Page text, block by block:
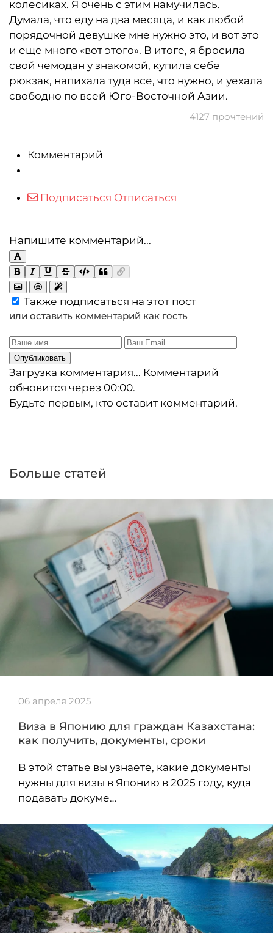
колесиках. Я очень с этим намучилась.
Думала, что еду на два месяца, и как любой
порядочной девушке мне нужно это, и вот это
и еще много «вот этого». В итоге, я бросила
свой чемодан у знакомой, купила себе
рюкзак, напихала туда все, что нужно, и уехала
свободно по всей Юго-Восточной Азии.
4127 прочтений
Комментарий
Подписаться Отписаться
Напишите комментарий...
Также подписаться на этот пост
или оставить комментарий как гость
Опубликовать
Загрузка комментария... Комментарий
обновится через 00:00.
Будьте первым, кто оставит комментарий.
Больше статей
06 апреля 2025
Виза в Японию для граждан Казахстана:
как получить, документы, сроки
В этой статье вы узнаете, какие документы
нужны для визы в Японию в 2025 году, куда
подавать докуме…